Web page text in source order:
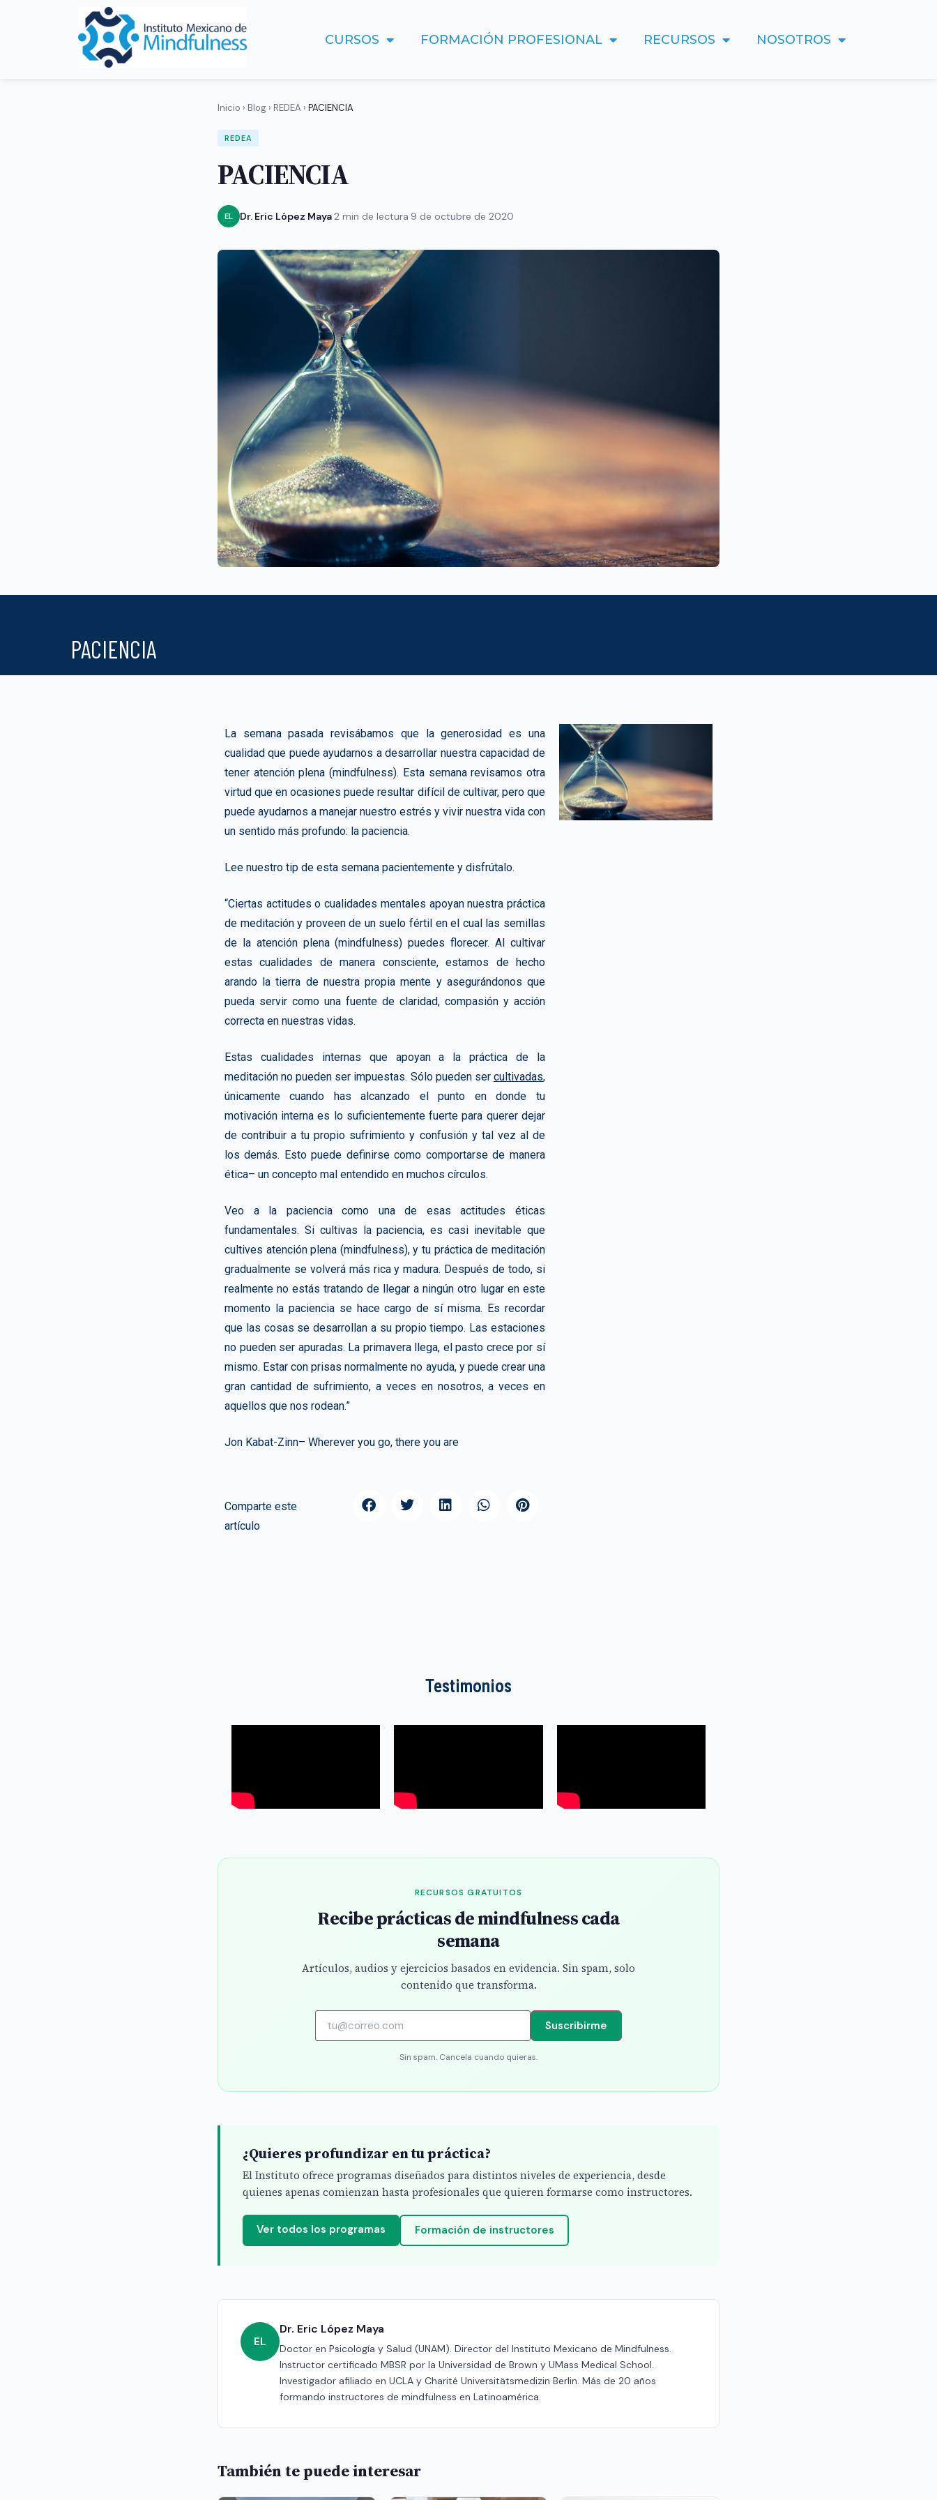
CURSOS FORMACIÓN PROFESIONAL RECURSOS NOSOTROS
Inicio › Blog › REDEA › PACIENCIA
REDEA
PACIENCIA
EL Dr. Eric López Maya2 min de lectura 9 de octubre de 2020
PACIENCIA
La semana pasada revisábamos que la generosidad es una
cualidad que puede ayudarnos a desarrollar nuestra capacidad de
tener atención plena (mindfulness). Esta semana revisamos otra
virtud que en ocasiones puede resultar difícil de cultivar, pero que
puede ayudarnos a manejar nuestro estrés y vivir nuestra vida con
un sentido más profundo: la paciencia.
Lee nuestro tip de esta semana pacientemente y disfrútalo.
“Ciertas actitudes o cualidades mentales apoyan nuestra práctica
de meditación y proveen de un suelo fértil en el cual las semillas
de la atención plena (mindfulness) puedes florecer. Al cultivar
estas cualidades de manera consciente, estamos de hecho
arando la tierra de nuestra propia mente y asegurándonos que
pueda servir como una fuente de claridad, compasión y acción
correcta en nuestras vidas.
Estas cualidades internas que apoyan a la práctica de la
meditación no pueden ser impuestas. Sólo pueden ser cultivadas,
únicamente cuando has alcanzado el punto en donde tu
motivación interna es lo suficientemente fuerte para querer dejar
de contribuir a tu propio sufrimiento y confusión y tal vez al de
los demás. Esto puede definirse como comportarse de manera
ética– un concepto mal entendido en muchos círculos.
Veo a la paciencia como una de esas actitudes éticas
fundamentales. Si cultivas la paciencia, es casi inevitable que
cultives atención plena (mindfulness), y tu práctica de meditación
gradualmente se volverá más rica y madura. Después de todo, si
realmente no estás tratando de llegar a ningún otro lugar en este
momento la paciencia se hace cargo de sí misma. Es recordar
que las cosas se desarrollan a su propio tiempo. Las estaciones
no pueden ser apuradas. La primavera llega, el pasto crece por sí
mismo. Estar con prisas normalmente no ayuda, y puede crear una
gran cantidad de sufrimiento, a veces en nosotros, a veces en
aquellos que nos rodean.”
Jon Kabat-Zinn– Wherever you go, there you are
Comparte este
artículo
Testimonios
RECURSOS GRATUITOS
Recibe prácticas de mindfulness cada
semana
Artículos, audios y ejercicios basados en evidencia. Sin spam, solo
contenido que transforma.
Suscribirme
Sin spam. Cancela cuando quieras.
¿Quieres profundizar en tu práctica?
El Instituto ofrece programas diseñados para distintos niveles de experiencia, desde
quienes apenas comienzan hasta profesionales que quieren formarse como instructores.
Ver todos los programas Formación de instructores
EL
Dr. Eric López Maya
Doctor en Psicología y Salud (UNAM). Director del Instituto Mexicano de Mindfulness.
Instructor certificado MBSR por la Universidad de Brown y UMass Medical School.
Investigador afiliado en UCLA y Charité Universitätsmedizin Berlin. Más de 20 años
formando instructores de mindfulness en Latinoamérica.
También te puede interesar